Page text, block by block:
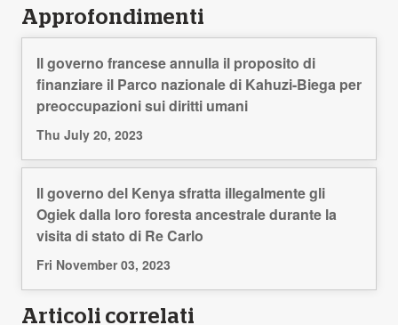
Approfondimenti
Il governo francese annulla il proposito di
finanziare il Parco nazionale di Kahuzi-Biega per
preoccupazioni sui diritti umani
Thu July 20, 2023
Il governo del Kenya sfratta illegalmente gli
Ogiek dalla loro foresta ancestrale durante la
visita di stato di Re Carlo
Fri November 03, 2023
Articoli correlati